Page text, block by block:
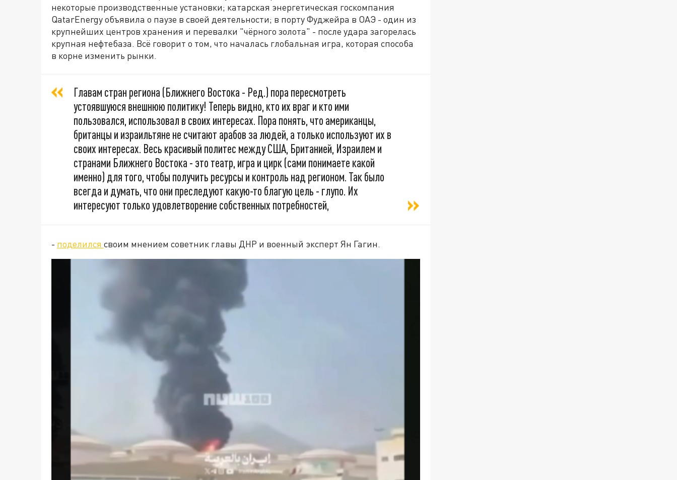
некоторые производственные установки; катарская энергетическая госкомпания
QatarEnergy объявила о паузе в своей деятельности; в порту Фуджейра в ОАЭ - один из
крупнейших центров хранения и перевалки "чёрного золота" - после удара загорелась
крупная нефтебаза. Всё говорит о том, что началась глобальная игра, которая способа
в корне изменить рынки.
Главам стран региона (Ближнего Востока - Ред.) пора пересмотреть
устоявшуюся внешнюю политику! Теперь видно, кто их враг и кто ими
пользовался, использовал в своих интересах. Пора понять, что американцы,
британцы и израильтяне не считают арабов за людей, а только используют их в
своих интересах. Весь красивый политес между США, Британией, Израилем и
странами Ближнего Востока - это театр, игра и цирк (сами понимаете какой
именно) для того, чтобы получить ресурсы и контроль над регионом. Так было
всегда и думать, что они преследуют какую-то благую цель - глупо. Их
интересуют только удовлетворение собственных потребностей,
- поделился своим мнением советник главы ДНР и военный эксперт Ян Гагин.